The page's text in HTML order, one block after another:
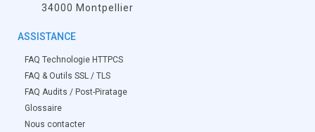
34000 Montpellier
ASSISTANCE
FAQ Technologie HTTPCS
FAQ & Outils SSL / TLS
FAQ Audits / Post-Piratage
Glossaire
Nous contacter